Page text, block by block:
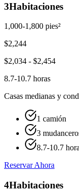
3Habitaciones
1,000-1,800 pies²
$2,244
$2,034 - $2,454
8.7-10.7 horas
Casas medianas y
1 camión
3
8.7-10.7
Reservar Ahora
4Habitaciones